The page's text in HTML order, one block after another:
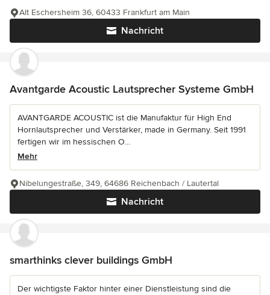
Nachricht
Alt Eschersheim 36, 60433 Frankfurt am Main
Avantgarde Acoustic Lautsprecher Systeme GmbH
AVANTGARDE ACOUSTIC ist die Manufaktur für High End
Hornlautsprecher und Verstärker, made in Germany. Seit 1991
fertigen wir im hessischen O...
Mehr
Nachricht
Nibelungestraße, 349, 64686 Reichenbach / Lautertal
smarthinks clever buildings GmbH
Der wichtigste Faktor hinter einer Dienstleistung sind die